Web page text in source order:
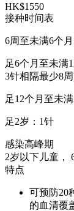
HK$1550
接种时间表
6周至未满6个
足6个月至未满
3针相隔最少8
足12个月至未
足2岁：1针
感染高峰期
2岁以下儿童，
特点
可预防20
的血清覆